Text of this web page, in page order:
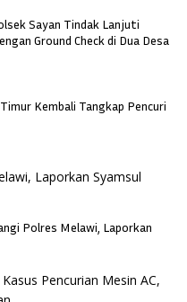
Sayan Tindak Lanjuti
Ground Check di Dua Desa
Kembali Tangkap Pencuri
Polres Melawi, Laporkan